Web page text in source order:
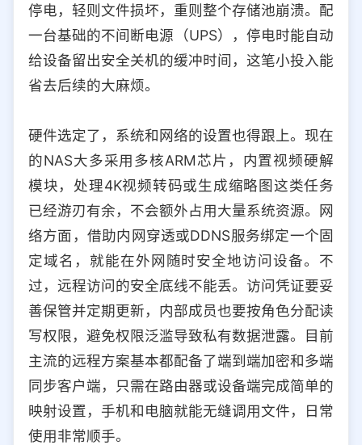
停电，轻则文件损坏，重则整个存储池崩溃。配
一台基础的不间断电源（UPS），停电时能自动
给设备留出安全关机的缓冲时间，这笔小投入能
省去后续的大麻烦。
硬件选定了，系统和网络的设置也得跟上。现在
的NAS大多采用多核ARM芯片，内置视频硬解
模块，处理4K视频转码或生成缩略图这类任务
已经游刃有余，不会额外占用大量系统资源。网
络方面，借助内网穿透或DDNS服务绑定一个固
定域名，就能在外网随时安全地访问设备。不
过，远程访问的安全底线不能丢。访问凭证要妥
善保管并定期更新，内部成员也要按角色分配读
写权限，避免权限泛滥导致私有数据泄露。目前
主流的远程方案基本都配备了端到端加密和多端
同步客户端，只需在路由器或设备端完成简单的
映射设置，手机和电脑就能无缝调用文件，日常
使用非常顺手。